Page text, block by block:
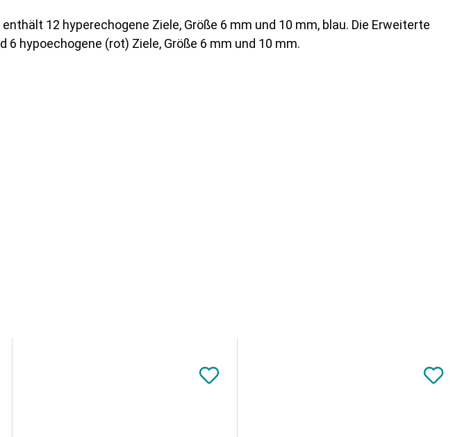
12 hyperechogene Ziele, Größe 6 mm und 10 mm, blau. Die Erweiterte
hypoechogene (rot) Ziele, Größe 6 mm und 10 mm.